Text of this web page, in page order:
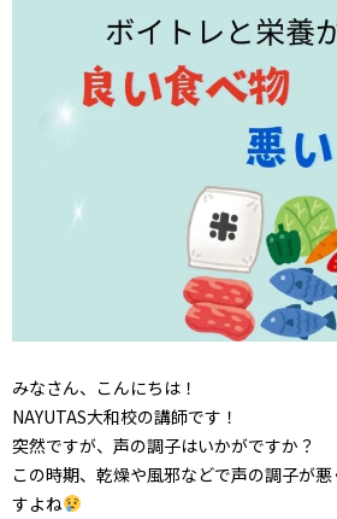
みなさん、こんにちは！
NAYUTAS大和校の講師です！
突然ですが、声の調子はいかがですか？
この時期、乾燥や風邪などで声の調子が
すよね